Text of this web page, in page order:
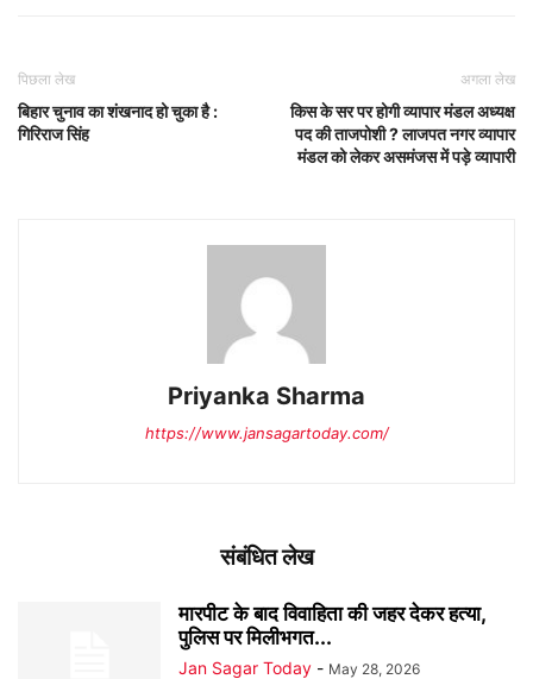
पिछला लेख
बिहार चुनाव का शंखनाद हो चुका है :
गिरिराज सिंह
अगला लेख
किस के सर पर होगी व्यापार मंडल अध्यक्ष
पद की ताजपोशी ? लाजपत नगर व्यापार
मंडल को लेकर असमंजस में पड़े व्यापारी
Priyanka Sharma
https://www.jansagartoday.com/
संबंधित लेख
मारपीट के बाद विवाहिता की जहर देकर हत्या,
पुलिस पर मिलीभगत...
Jan Sagar Today - May 28, 2026